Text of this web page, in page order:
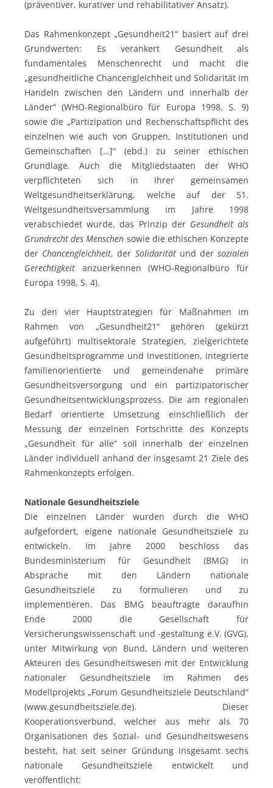
(präventiver, kurativer und rehabilitativer Ansatz).
Das Rahmenkonzept „Gesundheit21“ basiert auf drei
Grundwerten: Es verankert Gesundheit als
fundamentales Menschenrecht und macht die
„gesundheitliche Chancengleichheit und Solidarität im
Handeln zwischen den Ländern und innerhalb der
Länder“ (WHO-Regionalbüro für Europa 1998, S. 9)
sowie die „Partizipation und Rechenschaftspflicht des
einzelnen wie auch von Gruppen, Institutionen und
Gemeinschaften […]“ (ebd.) zu seiner ethischen
Grundlage. Auch die Mitgliedstaaten der WHO
verpflichteten sich in ihrer gemeinsamen
Weltgesundheitserklärung, welche auf der 51.
Weltgesundheitsversammlung im Jahre 1998
verabschiedet wurde, das Prinzip der Gesundheit als
Grundrecht des Menschen sowie die ethischen Konzepte
der Chancengleichheit, der Solidaritätund dersozialen
Gerechtigkeit anzuerkennen (WHO-Regionalbüro für
Europa 1998, S. 4).
Zu den vier Hauptstrategien für Maßnahmen im
Rahmen von „Gesundheit21“ gehören (gekürzt
aufgeführt) multisektorale Strategien, zielgerichtete
Gesundheitsprogramme und Investitionen, integrierte
familienorientierte und gemeindenahe primäre
Gesundheitsversorgung und ein partizipatorischer
Gesundheitsentwicklungsprozess. Die am regionalen
Bedarf orientierte Umsetzung einschließlich der
Messung der einzelnen Fortschritte des Konzepts
„Gesundheit für alle“ soll innerhalb der einzelnen
Länder individuell anhand der insgesamt 21 Ziele des
Rahmenkonzepts erfolgen.
Nationale Gesundheitsziele
Die einzelnen Länder wurden durch die WHO
aufgefordert, eigene nationale Gesundheitsziele zu
entwickeln. Im Jahre 2000 beschloss das
Bundesministerium für Gesundheit (BMG) in
Absprache mit den Ländern nationale
Gesundheitsziele zu formulieren und zu
implementieren. Das BMG beauftragte daraufhin
Ende 2000 die Gesellschaft für
Versicherungswissenschaft und -gestaltung e.V. (GVG),
unter Mitwirkung von Bund, Ländern und weiteren
Akteuren des Gesundheitswesen mit der Entwicklung
nationaler Gesundheitsziele im Rahmen des
Modellprojekts „Forum Gesundheitsziele Deutschland“
(www.gesundheitsziele.de). Dieser
Kooperationsverbund, welcher aus mehr als 70
Organisationen des Sozial- und Gesundheitswesens
besteht, hat seit seiner Gründung insgesamt sechs
nationale Gesundheitsziele entwickelt und
veröffentlicht: